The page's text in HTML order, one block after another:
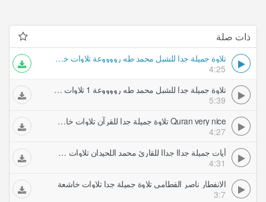
ذات صلة
تلاوة جميلة جدا للشبل محمد طه رووووعة تلاوات خاشعة
4:25
تلاوة جميلة جدا للشبل محمد طه رووووعة 1 تلاوات خاشعة
5:39
Quran very nice تلاوة جميلة جدا للقرآن تلاوات خاشعة
4:27
أيات جميلة جداا جداا للقارئ محمد اللحيدان تلاوات خاشعة
4:31
الانفطار ناصر القطامي تلاوة جميلة جدا تلاوات خاشعة
3:7